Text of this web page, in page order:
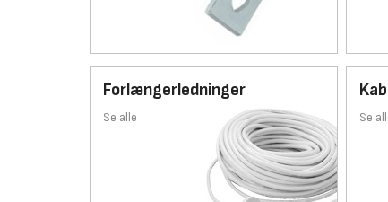
Forlængerledninger
Se alle Se